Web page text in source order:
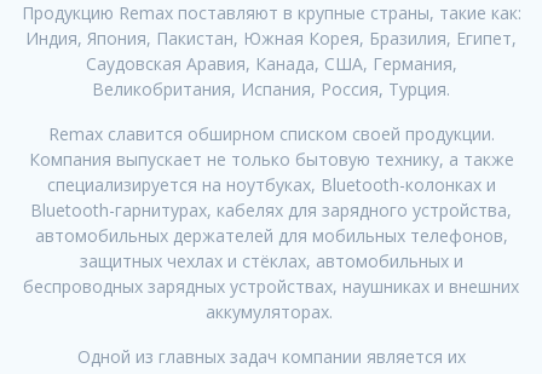
Продукцию Remax поставляют в крупные страны, такие как:
Индия, Япония, Пакистан, Южная Корея, Бразилия, Египет,
Саудовская Аравия, Канада, США, Германия,
Великобритания, Испания, Россия, Турция.
Remax славится обширном списком своей продукции.
Компания выпускает не только бытовую технику, а также
специализируется на ноутбуках, Bluetooth-колонках и
Bluetooth-гарнитурах, кабелях для зарядного устройства,
автомобильных держателей для мобильных телефонов,
защитных чехлах и стёклах, автомобильных и
беспроводных зарядных устройствах, наушниках и внешних
аккумуляторах.
Одной из главных задач компании является их